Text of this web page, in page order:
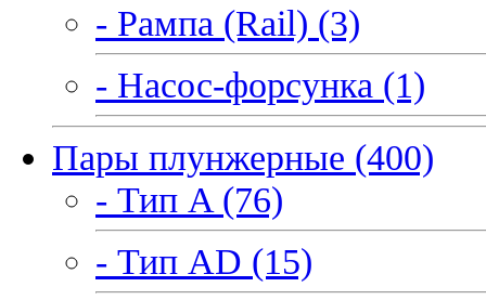
- Рампа (Rail) (3)
- Насос-форсунка (1)
Пары плунжерные (400)
- Тип A (76)
- Тип AD (15)